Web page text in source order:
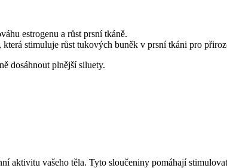
estrogenu a růst prsní tkáně.
stimuluje růst tukových buněk v prsní tkáni pro
dosáhnout plnější siluety.
aktivitu vašeho těla. Tyto sloučeniny pomáhají